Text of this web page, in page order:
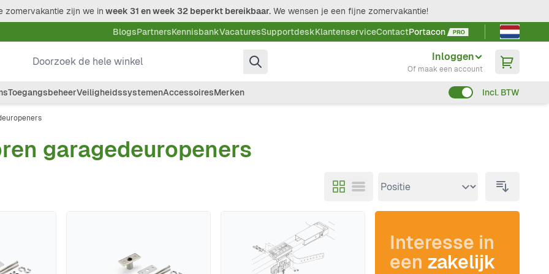
zomervakantie zijn we in week 31 en week 32 beperkt bereikbaar. We wensen je een fijne zomervakantie!
BlogsPartnersKennisbankVacaturesSupportdeskKlantenserviceContactPortacon
Taal kiezen
Doorzoek de hele winkel
Inloggen
Of maak een account
ToegangsbeheerVeiligheidssystemenAccessoiresMerken Incl. BTW
garagedeuropeners
Interesse in
een zakelijk